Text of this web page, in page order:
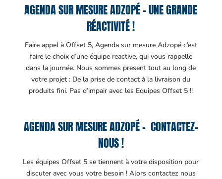
AGENDA SUR MESURE ADZOPÉ – UNE GRANDE
RÉACTIVITÉ !
Faire appel à Offset 5, Agenda sur mesure Adzopé c’est
faire le choix d’une équipe reactive, qui vous rappelle
dans la journée. Nous sommes present tout au long de
votre projet : De la prise de contact à la livraison du
produits fini. Pas d’impair avec les Equipes Offset 5 !!
AGENDA SUR MESURE ADZOPÉ – CONTACTEZ-
NOUS !
Les équipes Offset 5 se tiennent à votre disposition pour
discuter avec vous votre besoin ! Alors contactez nous